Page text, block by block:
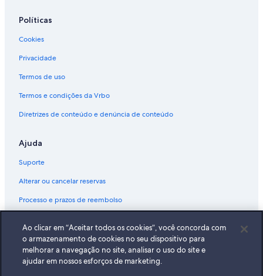
Políticas
Cookies
Privacidade
Termos de uso
Termos e condições da Vrbo
Diretrizes de conteúdo e denúncia de conteúdo
Ajuda
Suporte
Alterar ou cancelar reservas
Processo e prazos de reembolso
Documentos para viagens internacionais
Ao clicar em “Aceitar todos os cookies”, você concorda com
o armazenamento de cookies no seu dispositivo para
melhorar a navegação no site, analisar o uso do site e
ajudar em nossos esforços de marketing.